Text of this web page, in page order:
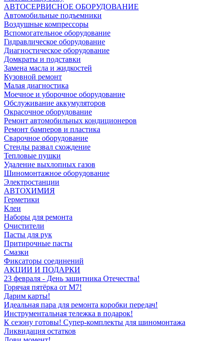
АВТОСЕРВИСНОЕ ОБОРУДОВАНИЕ
Автомобильные подъемники
Воздушные компрессоры
Вспомогательное оборудование
Гидравлическое оборудование
Диагностическое оборудование
Домкраты и подставки
Замена масла и жидкостей
Кузовной ремонт
Малая диагностика
Моечное и уборочное оборудование
Обслуживание аккумуляторов
Окрасочное оборудование
Ремонт автомобильных кондиционеров
Ремонт бамперов и пластика
Сварочное оборудование
Стенды развал схождение
Тепловые пушки
Удаление выхлопных газов
Шиномонтажное оборудование
Электростанции
АВТОХИМИЯ
Герметики
Клеи
Наборы для ремонта
Очистители
Пасты для рук
Притирочные пасты
Смазки
Фиксаторы соединений
АКЦИИ И ПОДАРКИ
23 февраля - День защитника Отечества!
Горячая пятёрка от M7!
Дарим карты!
Идеальная пара для ремонта коробки передач!
Инструментальная тележка в подарок!
К сезону готовы! Супер-комплекты для шиномонтажа
Ликвидация остатков